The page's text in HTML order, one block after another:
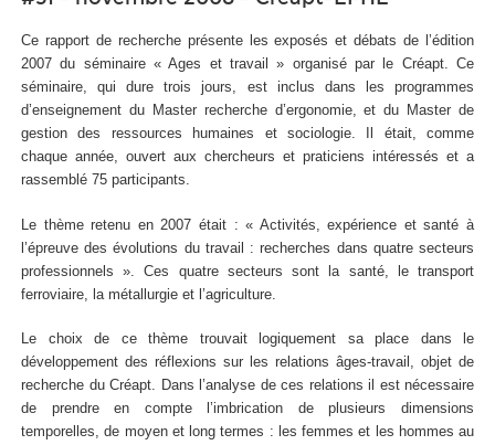
Ce rapport de recherche présente les exposés et débats de l’édition
2007 du séminaire « Ages et travail » organisé par le Créapt. Ce
séminaire, qui dure trois jours, est inclus dans les programmes
d’enseignement du Master recherche d’ergonomie, et du Master de
gestion des ressources humaines et sociologie. Il était, comme
chaque année, ouvert aux chercheurs et praticiens intéressés et a
rassemblé 75 participants.
Le thème retenu en 2007 était : « Activités, expérience et santé à
l’épreuve des évolutions du travail : recherches dans quatre secteurs
professionnels ». Ces quatre secteurs sont la santé, le transport
ferroviaire, la métallurgie et l’agriculture.
Le choix de ce thème trouvait logiquement sa place dans le
développement des réflexions sur les relations âges-travail, objet de
recherche du Créapt. Dans l’analyse de ces relations il est nécessaire
de prendre en compte l’imbrication de plusieurs dimensions
temporelles, de moyen et long termes : les femmes et les hommes au